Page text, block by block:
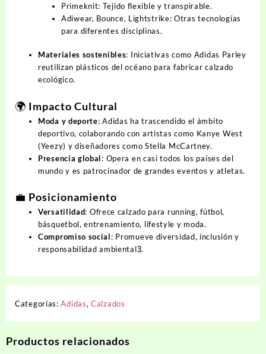
Primeknit: Tejido flexible y transpirable.
Adiwear, Bounce, Lightstrike: Otras tecnologías
para diferentes disciplinas.
Materiales sostenibles: Iniciativas como Adidas Parley
reutilizan plásticos del océano para fabricar calzado
ecológico.
🌍 Impacto Cultural
Moda y deporte: Adidas ha trascendido el ámbito
deportivo, colaborando con artistas como Kanye West
(Yeezy) y diseñadores como Stella McCartney.
Presencia global: Opera en casi todos los países del
mundo y es patrocinador de grandes eventos y atletas.
💼 Posicionamiento
Versatilidad: Ofrece calzado para running, fútbol,
básquetbol, entrenamiento, lifestyle y moda.
Compromiso social: Promueve diversidad, inclusión y
responsabilidad ambiental3.
Categorías:Adidas,Calzados
Productos relacionados